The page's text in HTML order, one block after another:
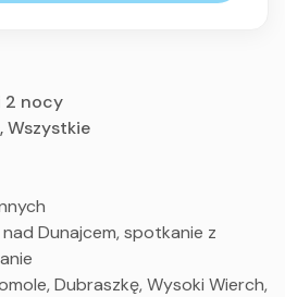
2 nocy
Wszystkie
Dunajcem, spotkanie z
Dubraszkę, Wysoki Wierch,